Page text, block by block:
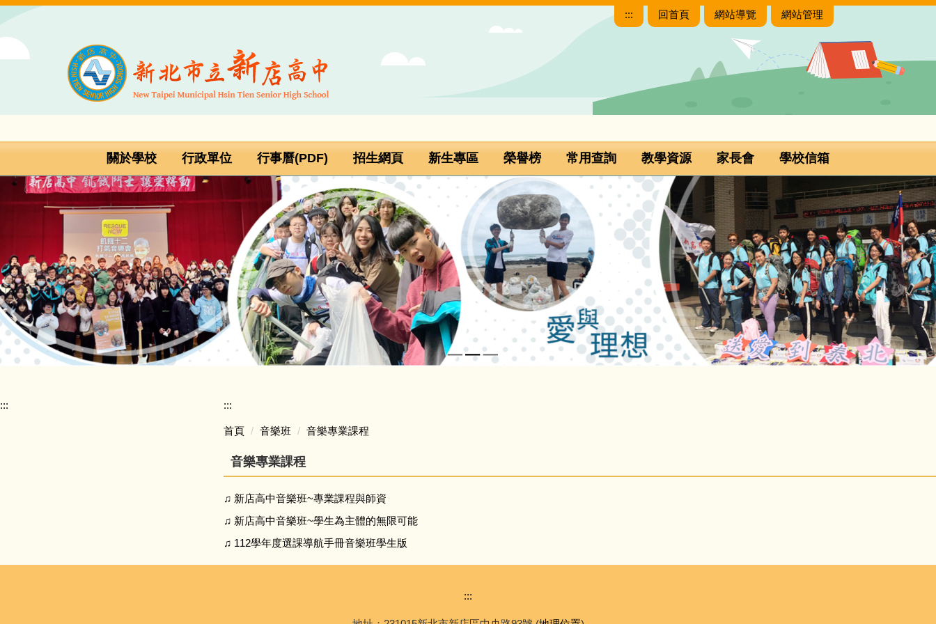
主
::: 回首頁 網站導覽 網站管理
關於學校 行政單位 行事曆(PDF) 招生網頁 新生專區 榮譽榜 常用查詢 教學資源 家長會 學校信箱
::: :::
首頁 音樂班 音樂專業課程
音樂專業課程
♫ 新店高中音樂班~專業課程與師資
♫ 新店高中音樂班~學生為主體的無限可能
♫ 112學年度選課導航手冊音樂班學生版
:::